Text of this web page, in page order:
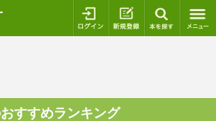
ログイン 新規登録
すすめランキング